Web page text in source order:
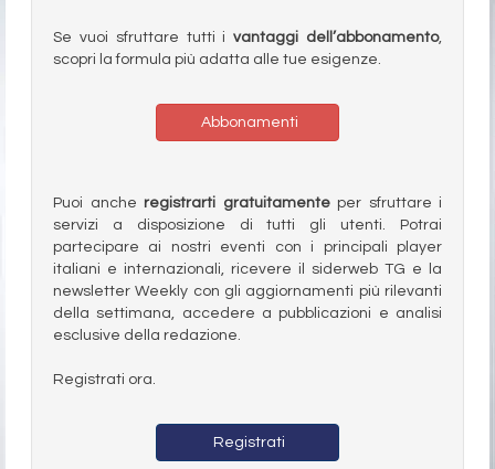
Se vuoi sfruttare tutti ivantaggi dell’abbonamento,
scopri la formula più adatta alle tue esigenze.
Abbonamenti
Puoi anche registrarti gratuitamenteper sfruttare i
servizi a disposizione di tutti gli utenti. Potrai
partecipare ai nostri eventi con i principali player
italiani e internazionali, ricevere il siderweb TG e la
newsletter Weekly con gli aggiornamenti più rilevanti
della settimana, accedere a pubblicazioni e analisi
esclusive della redazione.
Registrati ora.
Registrati